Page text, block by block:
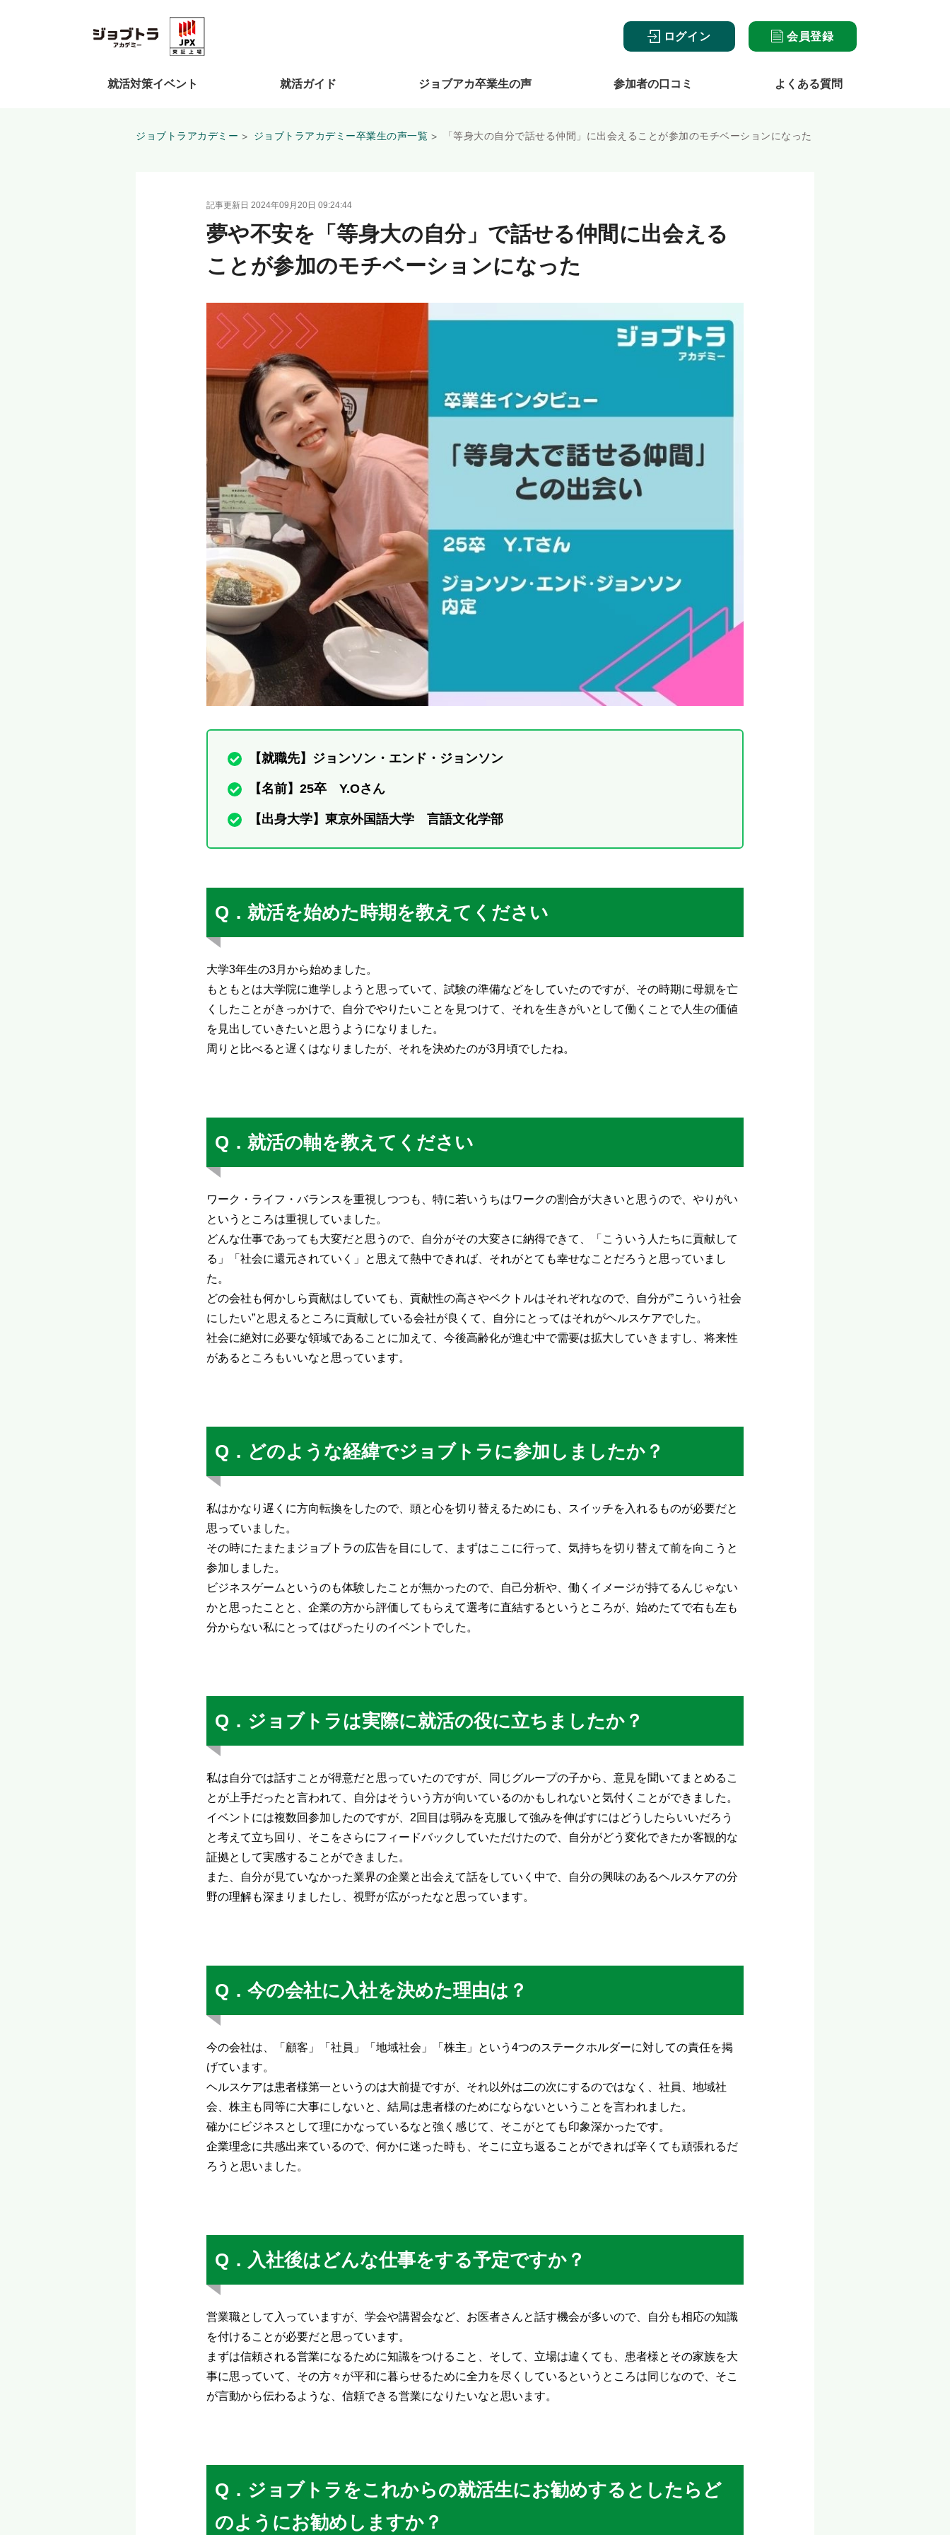
ログイン 会員登録
就活対策イベント 就活ガイド ジョブアカ卒業生の声 参加者の口コミ よくある質問
ジョブトラアカデミー ジョブトラアカデミー卒業生の声一覧 「等身大の自分で話せる仲間」に出会えることが参加のモチベーションになった
記事更新日 2024年09月20日 09:24:44
夢や不安を「等身大の自分」で話せる仲間に出会える
ことが参加のモチベーションになった
【就職先】ジョンソン・エンド・ジョンソン
【名前】25卒 Y.Oさん
【出身大学】東京外国語大学 言語文化学部
Q．就活を始めた時期を教えてください
大学3年生の3月から始めました。
もともとは大学院に進学しようと思っていて、試験の準備などをしていたのですが、その時期に母親を亡
くしたことがきっかけで、自分でやりたいことを見つけて、それを生きがいとして働くことで人生の価値
を見出していきたいと思うようになりました。
周りと比べると遅くはなりましたが、それを決めたのが3月頃でしたね。
Q．就活の軸を教えてください
ワーク・ライフ・バランスを重視しつつも、特に若いうちはワークの割合が大きいと思うので、やりがい
というところは重視していました。
どんな仕事であっても大変だと思うので、自分がその大変さに納得できて、「こういう人たちに貢献して
る」「社会に還元されていく」と思えて熱中できれば、それがとても幸せなことだろうと思っていまし
た。
どの会社も何かしら貢献はしていても、貢献性の高さやベクトルはそれぞれなので、自分が”こういう社会
にしたい”と思えるところに貢献している会社が良くて、自分にとってはそれがヘルスケアでした。
社会に絶対に必要な領域であることに加えて、今後高齢化が進む中で需要は拡大していきますし、将来性
があるところもいいなと思っています。
Q．どのような経緯でジョブトラに参加しましたか？
私はかなり遅くに方向転換をしたので、頭と心を切り替えるためにも、スイッチを入れるものが必要だと
思っていました。
その時にたまたまジョブトラの広告を目にして、まずはここに行って、気持ちを切り替えて前を向こうと
参加しました。
ビジネスゲームというのも体験したことが無かったので、自己分析や、働くイメージが持てるんじゃない
かと思ったことと、企業の方から評価してもらえて選考に直結するというところが、始めたてで右も左も
分からない私にとってはぴったりのイベントでした。
Q．ジョブトラは実際に就活の役に立ちましたか？
私は自分では話すことが得意だと思っていたのですが、同じグループの子から、意見を聞いてまとめるこ
とが上手だったと言われて、自分はそういう方が向いているのかもしれないと気付くことができました。
イベントには複数回参加したのですが、2回目は弱みを克服して強みを伸ばすにはどうしたらいいだろう
と考えて立ち回り、そこをさらにフィードバックしていただけたので、自分がどう変化できたか客観的な
証拠として実感することができました。
また、自分が見ていなかった業界の企業と出会えて話をしていく中で、自分の興味のあるヘルスケアの分
野の理解も深まりましたし、視野が広がったなと思っています。
Q．今の会社に入社を決めた理由は？
今の会社は、「顧客」「社員」「地域社会」「株主」という4つのステークホルダーに対しての責任を掲
げています。
ヘルスケアは患者様第一というのは大前提ですが、それ以外は二の次にするのではなく、社員、地域社
会、株主も同等に大事にしないと、結局は患者様のためにならないということを言われました。
確かにビジネスとして理にかなっているなと強く感じて、そこがとても印象深かったです。
企業理念に共感出来ているので、何かに迷った時も、そこに立ち返ることができれば辛くても頑張れるだ
ろうと思いました。
Q．入社後はどんな仕事をする予定ですか？
営業職として入っていますが、学会や講習会など、お医者さんと話す機会が多いので、自分も相応の知識
を付けることが必要だと思っています。
まずは信頼される営業になるために知識をつけること、そして、立場は違くても、患者様とその家族を大
事に思っていて、その方々が平和に暮らせるために全力を尽くしているというところは同じなので、そこ
が言動から伝わるような、信頼できる営業になりたいなと思います。
Q．ジョブトラをこれからの就活生にお勧めするとしたらど
のようにお勧めしますか？